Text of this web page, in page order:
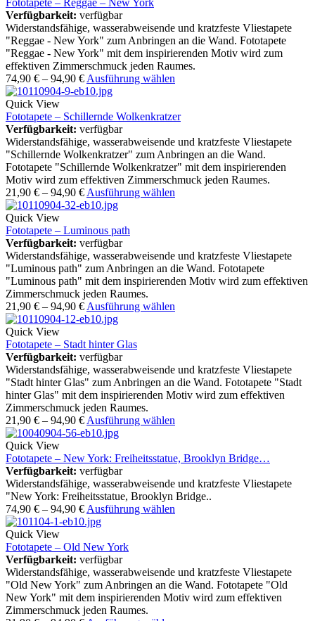
Fototapete – Reggae – New York
Verfügbarkeit: verfügbar
Widerstandsfähige, wasserabweisende und kratzfeste Vliestapete
"Reggae - New York" zum Anbringen an die Wand. Fototapete
"Reggae - New York" mit dem inspirierenden Motiv wird zum
effektiven Zimmerschmuck jeden Raumes.
74,90 € – 94,90 € Ausführung wählen
Quick View
Fototapete – Schillernde Wolkenkratzer
Verfügbarkeit: verfügbar
Widerstandsfähige, wasserabweisende und kratzfeste Vliestapete
"Schillernde Wolkenkratzer" zum Anbringen an die Wand.
Fototapete "Schillernde Wolkenkratzer" mit dem inspirierenden
Motiv wird zum effektiven Zimmerschmuck jeden Raumes.
21,90 € – 94,90 € Ausführung wählen
Quick View
Fototapete – Luminous path
Verfügbarkeit: verfügbar
Widerstandsfähige, wasserabweisende und kratzfeste Vliestapete
"Luminous path" zum Anbringen an die Wand. Fototapete
"Luminous path" mit dem inspirierenden Motiv wird zum effektiven
Zimmerschmuck jeden Raumes.
21,90 € – 94,90 € Ausführung wählen
Quick View
Fototapete – Stadt hinter Glas
Verfügbarkeit: verfügbar
Widerstandsfähige, wasserabweisende und kratzfeste Vliestapete
"Stadt hinter Glas" zum Anbringen an die Wand. Fototapete "Stadt
hinter Glas" mit dem inspirierenden Motiv wird zum effektiven
Zimmerschmuck jeden Raumes.
21,90 € – 94,90 € Ausführung wählen
Quick View
Fototapete – New York: Freiheitsstatue, Brooklyn Bridge…
Verfügbarkeit: verfügbar
Widerstandsfähige, wasserabweisende und kratzfeste Vliestapete
"New York: Freiheitsstatue, Brooklyn Bridge..
74,90 € – 94,90 € Ausführung wählen
Quick View
Fototapete – Old New York
Verfügbarkeit: verfügbar
Widerstandsfähige, wasserabweisende und kratzfeste Vliestapete
"Old New York" zum Anbringen an die Wand. Fototapete "Old
New York" mit dem inspirierenden Motiv wird zum effektiven
Zimmerschmuck jeden Raumes.